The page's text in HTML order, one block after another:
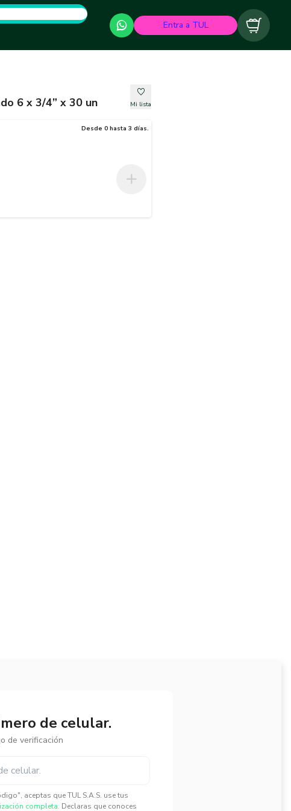
Entra a TUL Carrito
6 x 3/4” x 30 un Mi lista
Desde 0 hasta 3 días.
de celular.
de verificación
aceptas que TUL S.A.S. use tus
completa. Declaras que conoces